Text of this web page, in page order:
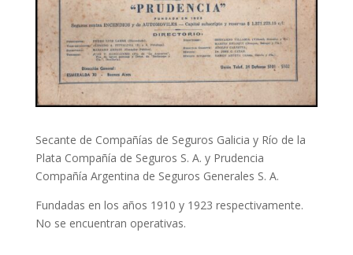
Secante de Compañías de Seguros Galicia y Río de la
Plata Compañía de Seguros S. A. y Prudencia
Compañía Argentina de Seguros Generales S. A.
Fundadas en los años 1910 y 1923 respectivamente.
No se encuentran operativas.